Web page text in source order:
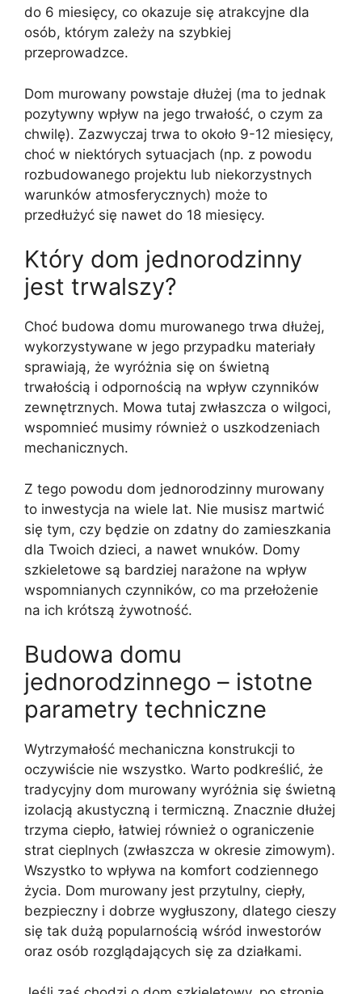
do 6 miesięcy, co okazuje się atrakcyjne dla
osób, którym zależy na szybkiej
przeprowadzce.
Dom murowany powstaje dłużej (ma to jednak
pozytywny wpływ na jego trwałość, o czym za
chwilę). Zazwyczaj trwa to około 9-12 miesięcy,
choć w niektórych sytuacjach (np. z powodu
rozbudowanego projektu lub niekorzystnych
warunków atmosferycznych) może to
przedłużyć się nawet do 18 miesięcy.
Który dom jednorodzinny
jest trwalszy?
Choć budowa domu murowanego trwa dłużej,
wykorzystywane w jego przypadku materiały
sprawiają, że wyróżnia się on świetną
trwałością i odpornością na wpływ czynników
zewnętrznych. Mowa tutaj zwłaszcza o wilgoci,
wspomnieć musimy również o uszkodzeniach
mechanicznych.
Z tego powodu dom jednorodzinny murowany
to inwestycja na wiele lat. Nie musisz martwić
się tym, czy będzie on zdatny do zamieszkania
dla Twoich dzieci, a nawet wnuków. Domy
szkieletowe są bardziej narażone na wpływ
wspomnianych czynników, co ma przełożenie
na ich krótszą żywotność.
Budowa domu
jednorodzinnego – istotne
parametry techniczne
Wytrzymałość mechaniczna konstrukcji to
oczywiście nie wszystko. Warto podkreślić, że
tradycyjny dom murowany wyróżnia się świetną
izolacją akustyczną i termiczną. Znacznie dłużej
trzyma ciepło, łatwiej również o ograniczenie
strat cieplnych (zwłaszcza w okresie zimowym).
Wszystko to wpływa na komfort codziennego
życia. Dom murowany jest przytulny, ciepły,
bezpieczny i dobrze wygłuszony, dlatego cieszy
się tak dużą popularnością wśród inwestorów
oraz osób rozglądających się za działkami.